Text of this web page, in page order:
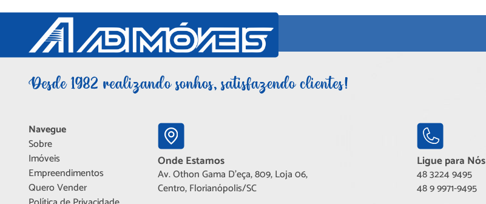
Navegue
Sobre
Imóveis
Empreendimentos
Quero Vender
Onde Estamos
Av. Othon Gama D'eça, 809, Loja 06,
Centro, Florianópolis/SC
Ligue para Nós
48 3224 9495
48 9 9971-9495